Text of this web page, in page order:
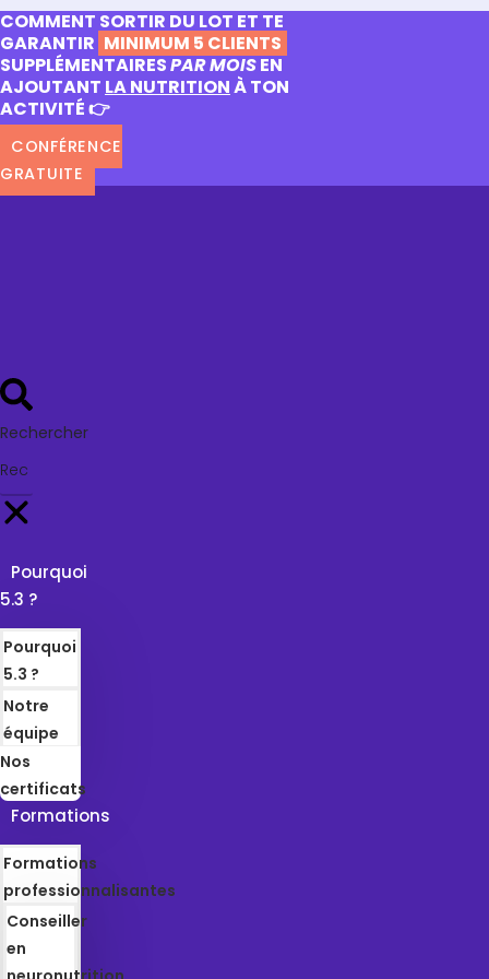
COMMENT SORTIR DU LOT ET TE
GARANTIR MINIMUM 5 CLIENTS
SUPPLÉMENTAIRESPAR MOISEN
AJOUTANT LA NUTRITIONÀ TON
ACTIVITÉ 👉
CONFÉRENCE
GRATUITE
Rechercher
Pourquoi
5.3 ?
Pourquoi
5.3 ?
Notre
équipe
Nos
certificats
Formations
Formations
professionnalisantes
Conseiller
en